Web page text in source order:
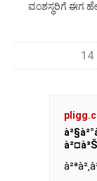
ವಂಶಸ್ಥರಿಗೆ ಈಗ
14